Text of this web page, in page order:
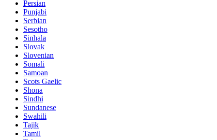
Persian
Punjabi
Serbian
Sesotho
Sinhala
Slovak
Slovenian
Somali
Samoan
Scots Gaelic
Shona
Sindhi
Sundanese
Swahili
Tajik
Tamil